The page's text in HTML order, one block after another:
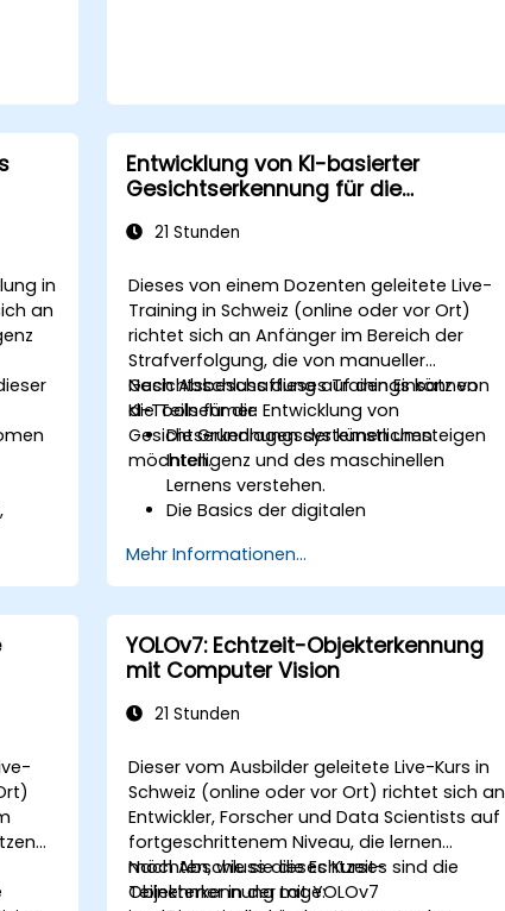
in
an
Entwicklung von KI-basierter
Gesichtserkennung für die
21 Stunden
Dieses von einem Dozenten geleitete Live-
Training in Schweiz (online oder vor Ort)
richtet sich an Anfänger im Bereich der
Strafverfolgung, die von manueller
Gesichtsbeschaffung auf den Einsatz von
KI-Tools für die Entwicklung von
Gesichtserkennungssystemen umsteigen
möchten.
Nach Abschluss dieses Trainings können
die Teilnehmer:
Die Grundlagen der künstlichen
Intelligenz und des maschinellen
Lernens verstehen.
Die Basics der digitalen
in der Gesichtserkennung erlernen.
Fähigkeiten im Umgang mit KI-Tools
und -Frameworks zur Erstellung von
Gesichtserkennungsmodellen
entwickeln.
Praxiserfahrung bei der Erstellung, dem
Training und dem Testen von
sammeln.
Ethische Überlegungen und bewährte
Praktiken im Einsatz von
Gesichtserkennungstechnologien
verstehen.
Mehr Informationen...
YOLOv7: Echtzeit-Objekterkennung
mit Computer Vision
21 Stunden
Dieser vom Ausbilder geleitete Live-Kurs in
Schweiz (online oder vor Ort) richtet sich an
Entwickler, Forscher und Data Scientists auf
fortgeschrittenem Niveau, die lernen
möchten, wie sie die Echtzeit-
Objekterkennung mit YOLOv7
Nach Abschluss dieses Kurses sind die
Teilnehmer in der Lage: